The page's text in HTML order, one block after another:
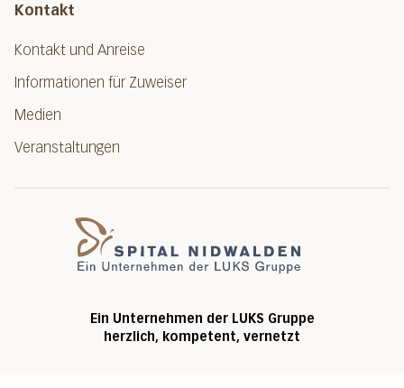
Kontakt
Kontakt und Anreise
Informationen für Zuweiser
Medien
Veranstaltungen
Ein Unternehmen der LUKS Gruppe
herzlich, kompetent, vernetzt